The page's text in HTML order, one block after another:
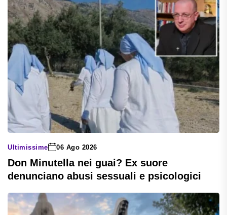
Ultimissime 06 Ago 2026
Don Minutella nei guai? Ex suore
denunciano abusi sessuali e psicologici